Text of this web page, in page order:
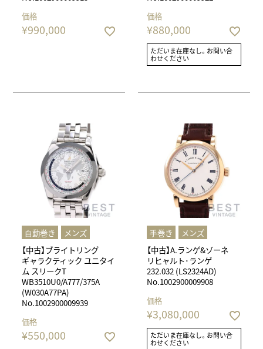
価格
¥990,000
価格
¥880,000
ただいま在庫なし。お問い合
わせください
⾃動巻き
メンズ
【中古】ブライトリング
ギャラクティック ユニタイ
ム スリークT
WB3510U0/A777/375A
(W030A77PA)
No.1002900009939
価格
¥550,000
⼿巻き
メンズ
【中古】A.ランゲ&ゾーネ
リヒャルト･ランゲ
232.032 (LS2324AD)
No.1002900009908
価格
¥3,080,000
ただいま在庫なし。お問い合
わせください